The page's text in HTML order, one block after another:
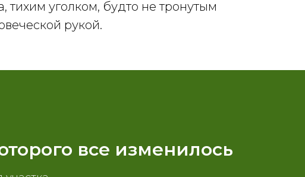
тихим уголком, будто не тронутым
рукой.
все изменилось